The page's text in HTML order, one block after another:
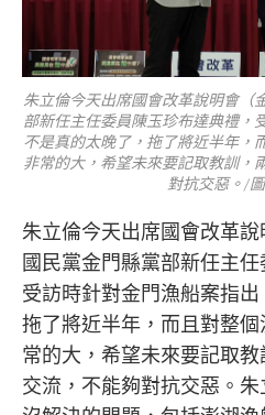
朱立倫今天出席國會改革說明會（
部新任主任委員陳玉珍布達典禮，
不是真的太晚了，拖了將近半年，
非常的大，希望未來要記取教訓，
對抗交惡。/
朱立倫今天出席國會改革
國民黨金門縣黨部新任主任
受訪時針對金門漁船案指出
拖了將近半年，而且對整
常的大，希望未來要記取
交流，不能夠對抗交惡。